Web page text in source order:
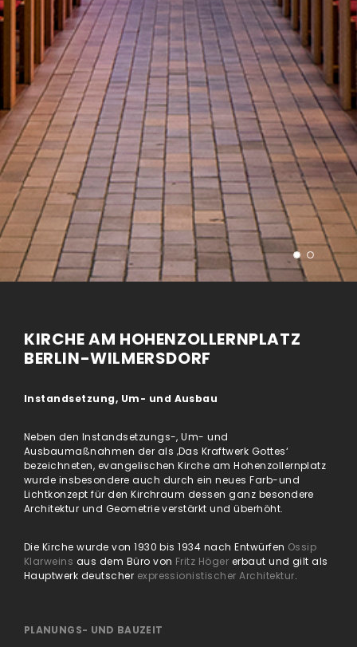
KIRCHE AM HOHENZOLLERNPLATZ
BERLIN-WILMERSDORF
Instandsetzung, Um- und Ausbau
Neben den Instandsetzungs-, Um- und
Ausbaumaßnahmen der als ‚Das Kraftwerk Gottes‘
bezeichneten, evangelischen Kirche am Hohenzollernplatz
wurde insbesondere auch durch ein neues Farb-und
Lichtkonzept für den Kirchraum dessen ganz besondere
Architektur und Geometrie verstärkt und überhöht.
Die Kirche wurde von 1930 bis 1934 nach Entwürfen Ossip
Klarweins aus dem Büro von Fritz Höger erbaut und gilt als
Hauptwerk deutscher expressionistischer Architektur.
PLANUNGS- UND BAUZEIT